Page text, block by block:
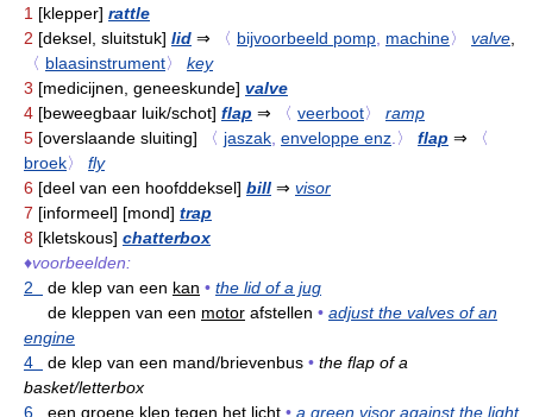
1 [klepper] rattle
2 [deksel, sluitstuk] lid ⇒ 〈 bijvoorbeeld pomp, machine〉 valve,
〈 blaasinstrument〉
key
3 [medicijnen, geneeskunde] valve
4 [beweegbaar luik/schot] flap ⇒ 〈 veerboot〉
ramp
5 [overslaande sluiting] 〈 jaszak, enveloppe enz.〉 flap ⇒
〈
broek〉
fly
6 [deel van een hoofddeksel] bill ⇒ visor
7 [informeel] [mond] trap
8 [kletskous] chatterbox
♦voorbeelden:
2
de klep van een kan • the lid of a jug
de kleppen van een motor afstellen • adjust the valves of an
engine
4
de klep van een mand/brievenbus • the flap of a
basket/letterbox
6
een groene klep tegen het licht • a green visor against the light